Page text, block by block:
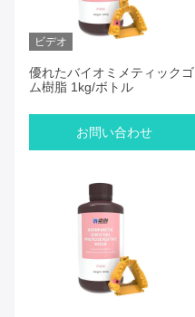
ビデオ
優れたバイオミメティックゴ
ム樹脂 1kg/ボトル
お問い合わせ